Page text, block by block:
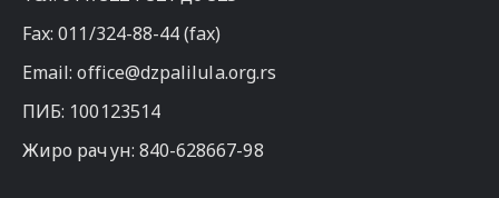
Fax: 011/324-88-44 (fax)
Email:office@dzpalilula.org.rs
ПИБ: 100123514
Жиро рачун: 840-628667-98